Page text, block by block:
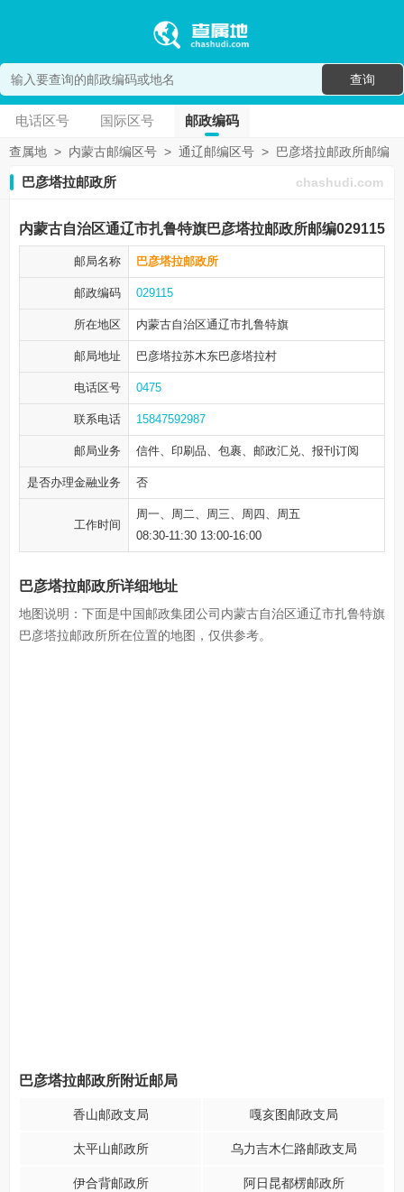
查询
电话区号 国际区号 邮政编码
查属地 > 内蒙古邮编区号 > 通辽邮编区号 > 巴彦塔拉邮政所邮编
巴彦塔拉邮政所 chashudi.com
内蒙古自治区通辽市扎鲁特旗巴彦塔拉邮政所邮编029115
邮局名称 巴彦塔拉邮政所
邮政编码 029115
所在地区 内蒙古自治区通辽市扎鲁特旗
邮局地址 巴彦塔拉苏木东巴彦塔拉村
电话区号 0475
联系电话 15847592987
邮局业务 信件、印刷品、包裹、邮政汇兑、报刊订阅
是否办理金融业务 否
工作时间
周一、周二、周三、周四、周五
08:30-11:30 13:00-16:00
巴彦塔拉邮政所详细地址
地图说明：下面是中国邮政集团公司内蒙古自治区通辽市扎鲁特旗
巴彦塔拉邮政所所在位置的地图，仅供参考。
巴彦塔拉邮政所附近邮局
香山邮政支局 嘎亥图邮政支局
太平山邮政所 乌力吉木仁路邮政支局
伊合背邮政所 阿日昆都楞邮政所